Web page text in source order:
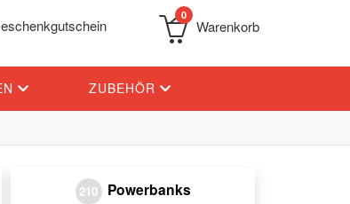
0
Warenkorb
ZUBEHÖR
210 Powerbanks